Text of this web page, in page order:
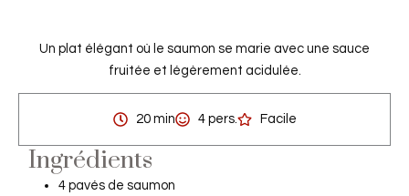
Un plat élégant où le saumon se marie avec une sauce
fruitée et légèrement acidulée.
20 min 4 pers. Facile
Ingrédients
4 pavés de saumon